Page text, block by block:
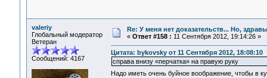
valeriy
Глобальный модератор
Ветеран
Сообщений: 4167
Re: У меня нет доказательств... Но,
« Ответ #158 : 11 Сентября 2012, 19:14:26 »
Цитата: bykovsky от 11 Сентября 2012, 18:08:10
справа внизу «перчатка» на правую руку
Надо иметь очень буйное воображение, чтобы в